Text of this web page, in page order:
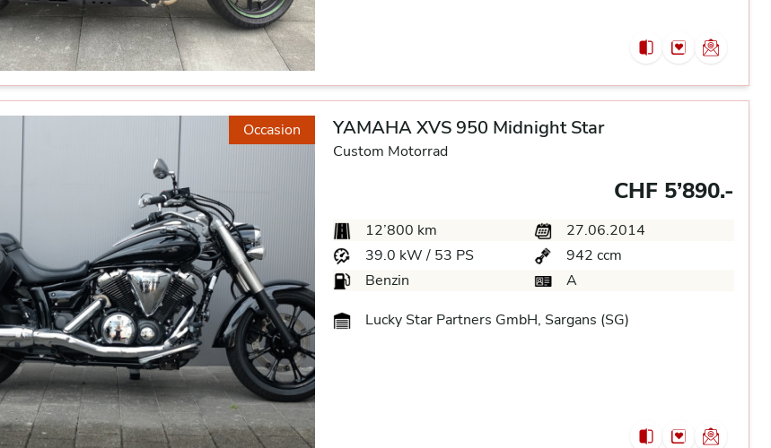
Occasion YAMAHA XVS 950 Midnight Star
Custom Motorrad
CHF 5’890.-
12’800 km
27.06.2014
39.0 kW / 53 PS
942 ccm
Benzin
A
Lucky Star Partners GmbH, Sargans (SG)